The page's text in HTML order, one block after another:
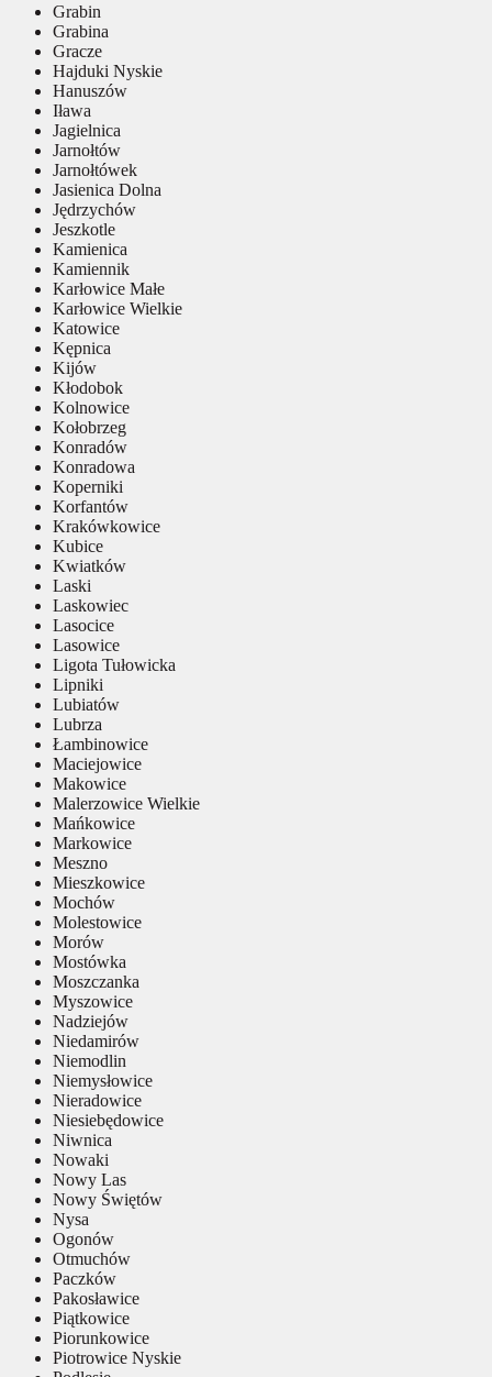
Grabin
Grabina
Gracze
Hajduki Nyskie
Hanuszów
Iława
Jagielnica
Jarnołtów
Jarnołtówek
Jasienica Dolna
Jędrzychów
Jeszkotle
Kamienica
Kamiennik
Karłowice Małe
Karłowice Wielkie
Katowice
Kępnica
Kijów
Kłodobok
Kolnowice
Kołobrzeg
Konradów
Konradowa
Koperniki
Korfantów
Krakówkowice
Kubice
Kwiatków
Laski
Laskowiec
Lasocice
Lasowice
Ligota Tułowicka
Lipniki
Lubiatów
Lubrza
Łambinowice
Maciejowice
Makowice
Malerzowice Wielkie
Mańkowice
Markowice
Meszno
Mieszkowice
Mochów
Molestowice
Morów
Mostówka
Moszczanka
Myszowice
Nadziejów
Niedamirów
Niemodlin
Niemysłowice
Nieradowice
Niesiebędowice
Niwnica
Nowaki
Nowy Las
Nowy Świętów
Nysa
Ogonów
Otmuchów
Paczków
Pakosławice
Piątkowice
Piorunkowice
Piotrowice Nyskie